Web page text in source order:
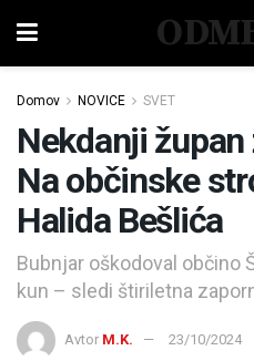
Domov NOVICE SVET
Nekdanji
Na občinske
Halida Bešlića
Bubnjar oškodoval občino
kun – sledi štiriletna
Avtor M.K. 23/10/2024